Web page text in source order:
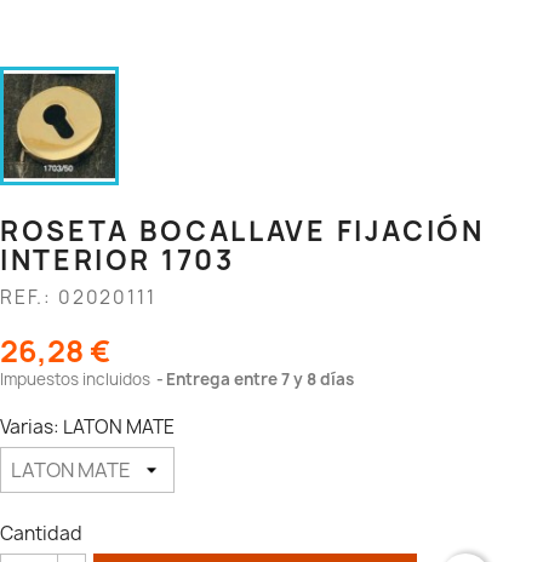
ROSETA BOCALLAVE FIJACIÓN
INTERIOR 1703
REF.: 02020111
26,28 €
Impuestos incluidos Entrega entre 7 y 8 días
Varias: LATON MATE
Cantidad